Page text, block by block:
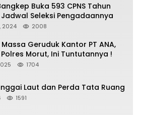
Buka 593 CPNS Tahun
Jadwal Seleksi Pengadaannya
2024 2008
Geruduk Kantor PT ANA,
Polres Morut, Ini Tuntutannya !
1704
Laut dan Perda Tata Ruang
1591